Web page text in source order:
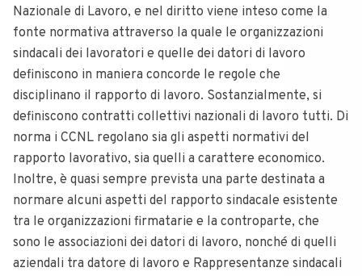
Nazionale di Lavoro, e nel diritto viene inteso come la
fonte normativa attraverso la quale le organizzazioni
sindacali dei lavoratori e quelle dei datori di lavoro
definiscono in maniera concorde le regole che
disciplinano il rapporto di lavoro. Sostanzialmente, si
definiscono contratti collettivi nazionali di lavoro tutti. Di
norma i CCNL regolano sia gli aspetti normativi del
rapporto lavorativo, sia quelli a carattere economico.
Inoltre, è quasi sempre prevista una parte destinata a
normare alcuni aspetti del rapporto sindacale esistente
tra le organizzazioni firmatarie e la controparte, che
sono le associazioni dei datori di lavoro, nonché di quelli
aziendali tra datore di lavoro e Rappresentanze sindacali